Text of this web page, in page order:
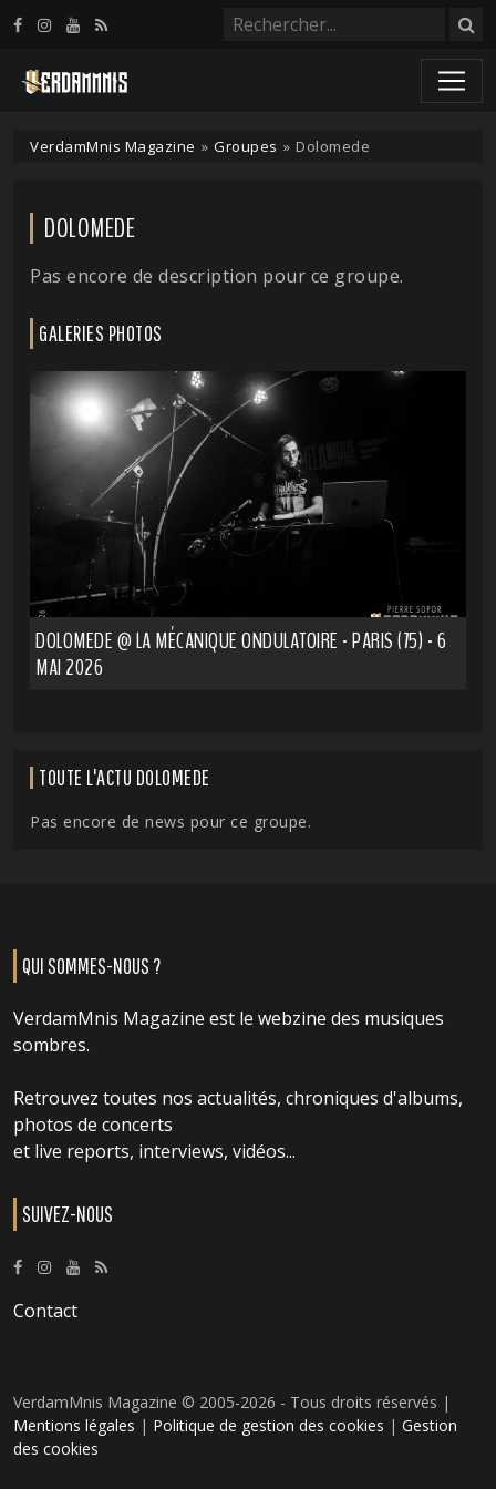
VerdamMnis Magazine » Groupes » Dolomede
DOLOMEDE
Pas encore de description pour ce groupe.
GALERIES PHOTOS
DOLOMEDE @ LA MÉCANIQUE ONDULATOIRE - PARIS (75) - 6
MAI 2026
TOUTE L'ACTU DOLOMEDE
Pas encore de news pour ce groupe.
QUI SOMMES-NOUS ?
VerdamMnis Magazine est le webzine des musiques
sombres.
Retrouvez toutes nos actualités, chroniques d'albums,
photos de concerts
et live reports, interviews, vidéos...
SUIVEZ-NOUS
Contact
VerdamMnis Magazine © 2005-2026 - Tous droits réservés |
Mentions légales | Politique de gestion des cookies | Gestion
des cookies
Panneau de gestion des cookies